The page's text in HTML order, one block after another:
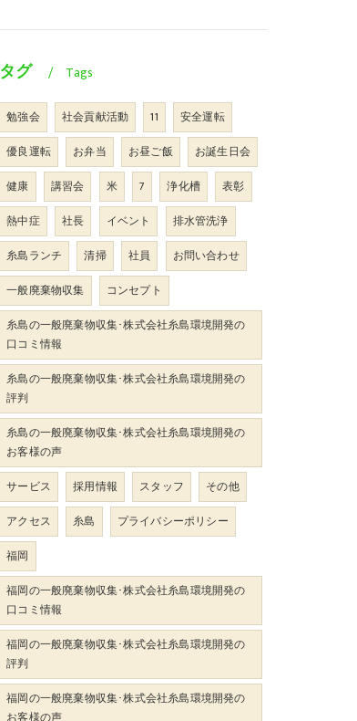
タグ Tags
勉強会 社会貢献活動 11
安全運転
優良運転
お弁当 お昼ご飯
お誕生日会
健康
講習会 米 7 浄化槽
表彰
熱中症
社長 イベント
排水管洗浄
糸島ランチ
清掃 社員
お問い合わせ
一般廃棄物収集
コンセプト
糸島の一般廃棄物収集･株式会社糸島環境開発の
口コミ情報
糸島の一般廃棄物収集･株式会社糸島環境開発の
評判
糸島の一般廃棄物収集･株式会社糸島環境開発の
お客様の声
サービス
採用情報 スタッフ
その他
アクセス
糸島
プライバシーポリシー
福岡
福岡の一般廃棄物収集･株式会社糸島環境開発の
口コミ情報
福岡の一般廃棄物収集･株式会社糸島環境開発の
評判
福岡の一般廃棄物収集･株式会社糸島環境開発の
お客様の声